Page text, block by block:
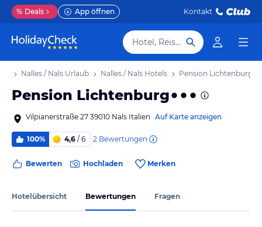
% Deals App öffnen Kontakt
Hotel, Reiseziel
Nalles / Nals Urlaub Nalles / Nals Hotels Pension Lichtenburg
Pension Lichtenburg
Vilpianerstraße 27 39010 Nals Italien Auf Karte anzeigen
100% 4,6 / 6 2 Bewertungen
Bewerten Hochladen Merken
Hotelübersicht Bewertungen Fragen